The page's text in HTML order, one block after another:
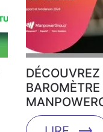
DÉCOUVREZ